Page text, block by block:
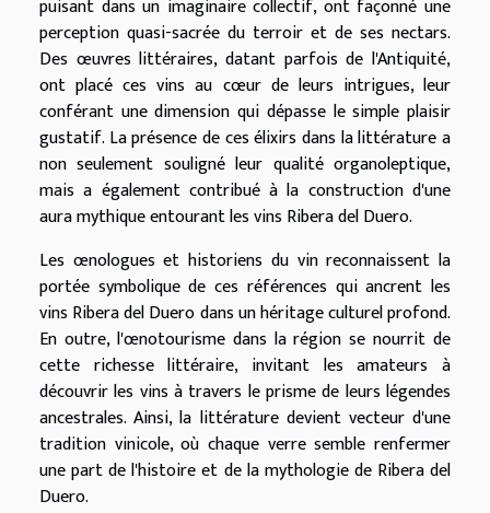
puisant dans un imaginaire collectif, ont façonné une
perception quasi-sacrée du terroir et de ses nectars.
Des œuvres littéraires, datant parfois de l'Antiquité,
ont placé ces vins au cœur de leurs intrigues, leur
conférant une dimension qui dépasse le simple plaisir
gustatif. La présence de ces élixirs dans la littérature a
non seulement souligné leur qualité organoleptique,
mais a également contribué à la construction d'une
aura mythique entourant les vins Ribera del Duero.
Les œnologues et historiens du vin reconnaissent la
portée symbolique de ces références qui ancrent les
vins Ribera del Duero dans un héritage culturel profond.
En outre, l'œnotourisme dans la région se nourrit de
cette richesse littéraire, invitant les amateurs à
découvrir les vins à travers le prisme de leurs légendes
ancestrales. Ainsi, la littérature devient vecteur d'une
tradition vinicole, où chaque verre semble renfermer
une part de l'histoire et de la mythologie de Ribera del
Duero.